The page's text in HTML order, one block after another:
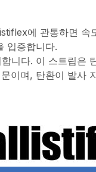
에 관통하면 속
입증합니다.
니다. 이 스트립은
이며, 탄환이 발사